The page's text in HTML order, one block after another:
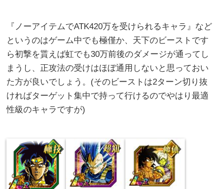
『ノーアイテムでATK420万を受けられるキャラ』など
というのはゲーム中でも極僅か、天下のビーストです
ら初撃を貰えば虹でも30万前後のダメージが通ってし
まうし、正攻法の受けはほぼ通用しないと思っておい
た方が良いでしょう。(そのビーストは2ターン切り抜
ければターゲット集中で持って行けるのでやはり最適
性級のキャラですが)